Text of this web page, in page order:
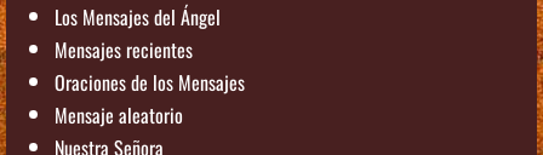
Los Mensajes del Ángel
Mensajes recientes
Oraciones de los Mensajes
Mensaje aleatorio
Nuestra Señora